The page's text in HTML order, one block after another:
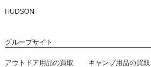
HUDSON
グループサイト
アウトドア用品の買取 キャンプ用品の買取